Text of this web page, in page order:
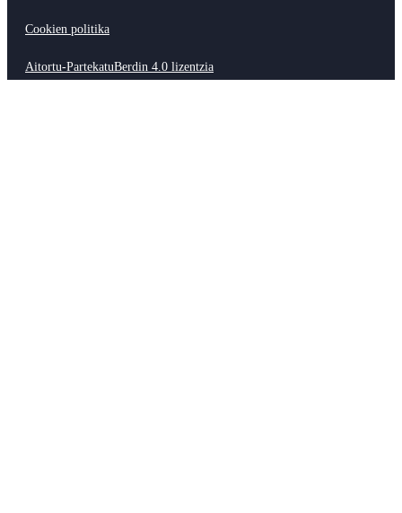
Cookien politika
Aitortu-PartekatuBerdin 4.0 lizentzia